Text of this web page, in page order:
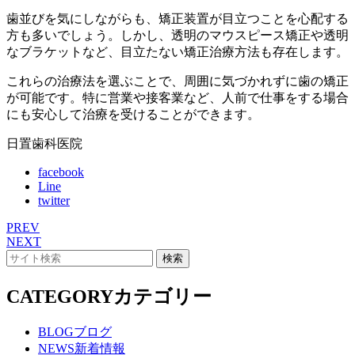
歯並びを気にしながらも、矯正装置が目立つことを心配する
方も多いでしょう。しかし、透明のマウスピース矯正や透明
なブラケットなど、目立たない矯正治療方法も存在します。
これらの治療法を選ぶことで、周囲に気づかれずに歯の矯正
が可能です。特に営業や接客業など、人前で仕事をする場合
にも安心して治療を受けることができます。
日置歯科医院
facebook
Line
twitter
PREV
NEXT
CATEGORYカテゴリー
BLOGブログ
NEWS新着情報